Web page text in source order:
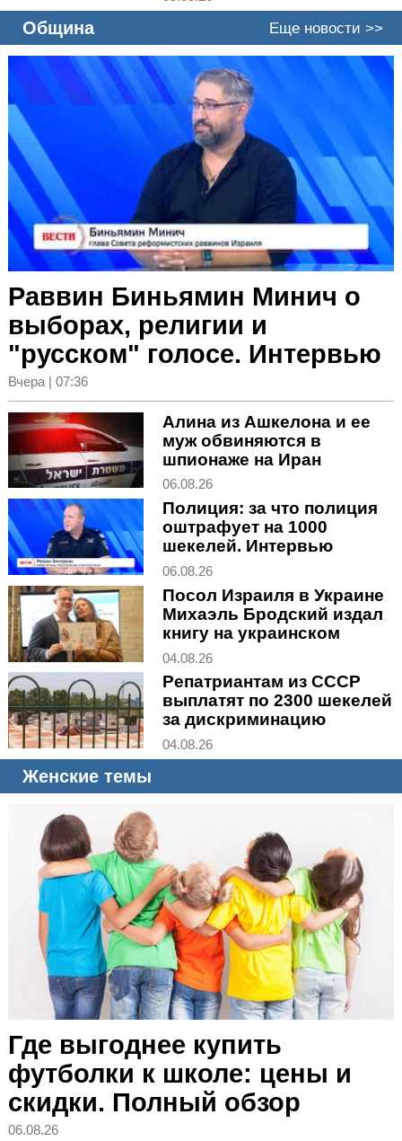
Община Еще новости >>
Раввин Биньямин Минич о
выборах, религии и
"русском" голосе. Интервью
Вчера | 07:36
Алина из Ашкелона и ее
муж обвиняются в
шпионаже на Иран
06.08.26
Полиция: за что полиция
оштрафует на 1000
шекелей. Интервью
06.08.26
Посол Израиля в Украине
Михаэль Бродский издал
книгу на украинском
04.08.26
Репатриантам из СССР
выплатят по 2300 шекелей
за дискриминацию
04.08.26
Женские темы
Где выгоднее купить
футболки к школе: цены и
скидки. Полный обзор
06.08.26